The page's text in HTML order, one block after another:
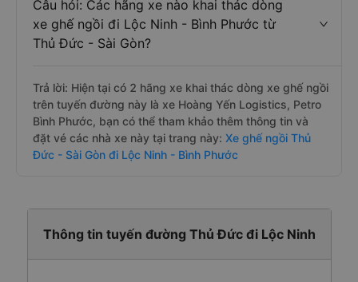
Câu hỏi: Các hãng xe nào khai thác dòng
xe ghế ngồi đi Lộc Ninh - Bình Phước từ
Thủ Đức - Sài Gòn?
Trả lời: Hiện tại có 2 hãng xe khai thác dòng xe ghế ngồi
trên tuyến đường này là xe Hoàng Yến Logistics, Petro
Bình Phước, bạn có thể tham khảo thêm thông tin và
đặt vé các nhà xe này tại trang này: Xe ghế ngồi Thủ
Đức - Sài Gòn đi Lộc Ninh - Bình Phước
Thông tin tuyến đường Thủ Đức đi Lộc Ninh